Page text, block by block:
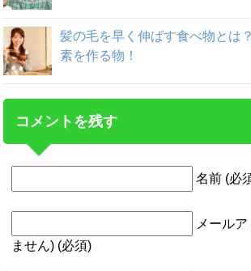
髪の毛を早く伸ばす食べ物とは
素を作る物！
コメントを残す
名前 (必
メール
ません) (必須)